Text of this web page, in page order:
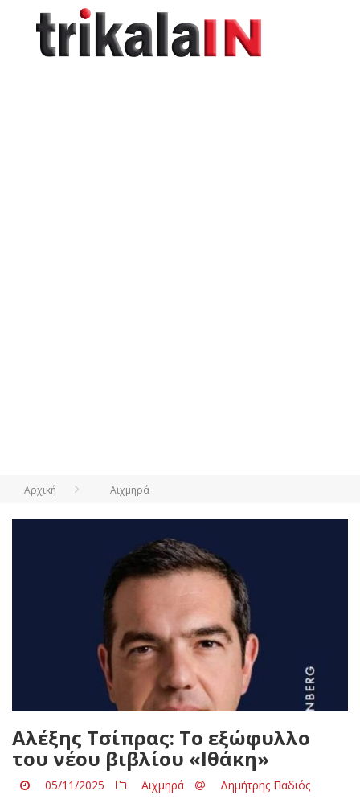
Αρχική Αιχμηρά
Αλέξης Τσίπρας: Το εξώφυλλο
του νέου βιβλίου «Ιθάκη»
05/11/2025 Αιχμηρά Δημήτρης Παδιός